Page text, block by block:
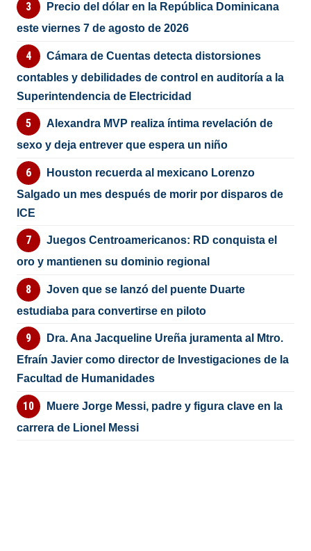
Precio del dólar en la República Dominicana
este viernes 7 de agosto de 2026
Cámara de Cuentas detecta distorsiones
contables y debilidades de control en auditoría a la
Superintendencia de Electricidad
Alexandra MVP realiza íntima revelación de
sexo y deja entrever que espera un niño
Houston recuerda al mexicano Lorenzo
Salgado un mes después de morir por disparos de
ICE
Juegos Centroamericanos: RD conquista el
oro y mantienen su dominio regional
Joven que se lanzó del puente Duarte
estudiaba para convertirse en piloto
Dra. Ana Jacqueline Ureña juramenta al Mtro.
Efraín Javier como director de Investigaciones de la
Facultad de Humanidades
Muere Jorge Messi, padre y figura clave en la
carrera de Lionel Messi